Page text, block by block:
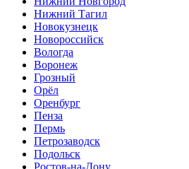
Нижний Тагил
Новокузнецк
Новороссийск
Вологда
Воронеж
Грозный
Орёл
Оренбург
Пенза
Пермь
Петрозаводск
Подольск
Ростов-на-Дону